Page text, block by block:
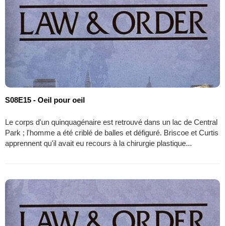
S08E15 - Oeil pour oeil
Le corps d'un quinquagénaire est retrouvé dans un lac de Central
Park ; l'homme a été criblé de balles et défiguré. Briscoe et Curtis
apprennent qu'il avait eu recours à la chirurgie plastique...